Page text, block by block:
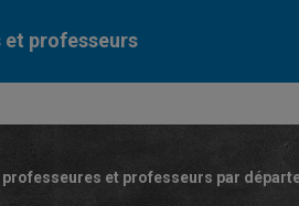
et professeurs
professeures et professeurs par